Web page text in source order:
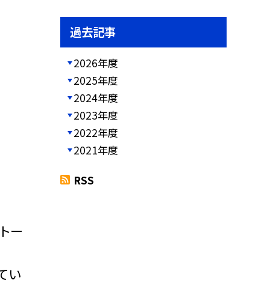
ー
い
過去記事
2026年度
2025年度
2024年度
2023年度
2022年度
2021年度
RSS